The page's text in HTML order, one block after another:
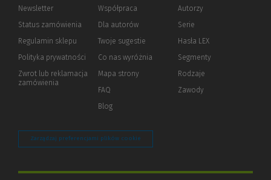
Newsletter
Status zamówienia
Regulamin sklepu
Polityka prywatności (Nowe
(Link
innej
Zwrot lub reklamacja
zamówienia
Współpraca
Dla autorów(Nowe
(Link
innej
Twoje sugestie
Co nas wyróżnia
Mapa strony
FAQ
Blog
Autorzy
Serie
Hasła LEX
Segmenty
Rodzaje
Zawody
Zarządzaj preferencjami plików cookie